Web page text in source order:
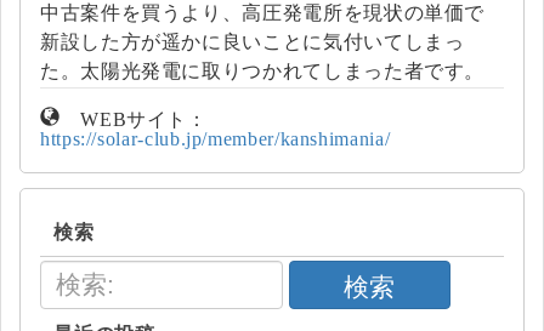
中古案件を買うより、高圧発電所を現状の単価で
新設した方が遥かに良いことに気付いてしまっ
た。太陽光発電に取りつかれてしまった者です。
WEBサイト：
https://solar-club.jp/member/kanshimania/
検索
検索